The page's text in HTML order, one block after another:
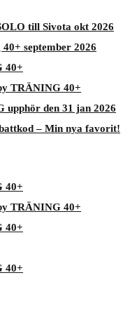
till Sivota okt 2026
september 2026
40+
TRÄNING 40+
den 31 jan 2026
– Min nya favorit!
40+
TRÄNING 40+
40+
40+